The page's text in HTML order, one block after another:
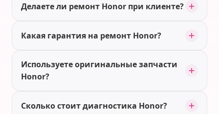
Делаете ли ремонт Honor при клиенте?
Какая гарантия на ремонт Honor?
Используете оригинальные запчасти
Honor?
Сколько стоит диагностика Honor?